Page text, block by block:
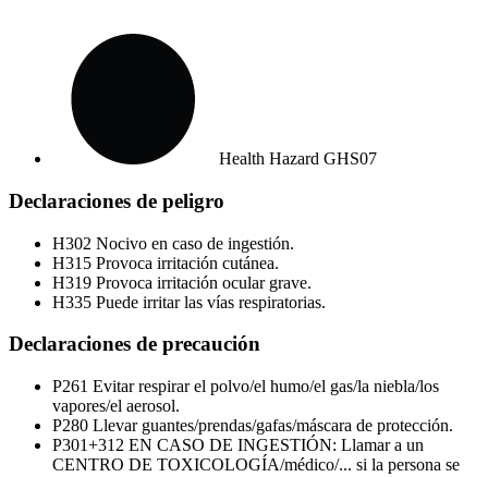
Health Hazard GHS07
Declaraciones de peligro
H302 Nocivo en caso de ingestión.
H315 Provoca irritación cutánea.
H319 Provoca irritación ocular grave.
H335 Puede irritar las vías respiratorias.
Declaraciones de precaución
P261 Evitar respirar el polvo/el humo/el gas/la niebla/los
vapores/el aerosol.
P280 Llevar guantes/prendas/gafas/máscara de protección.
P301+312 EN CASO DE INGESTIÓN: Llamar a un
CENTRO DE TOXICOLOGÍA/médico/... si la persona se